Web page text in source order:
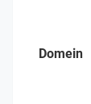
Domein